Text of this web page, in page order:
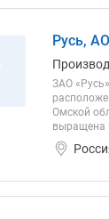
Русь, АО
ЗАО
Омской
выращена